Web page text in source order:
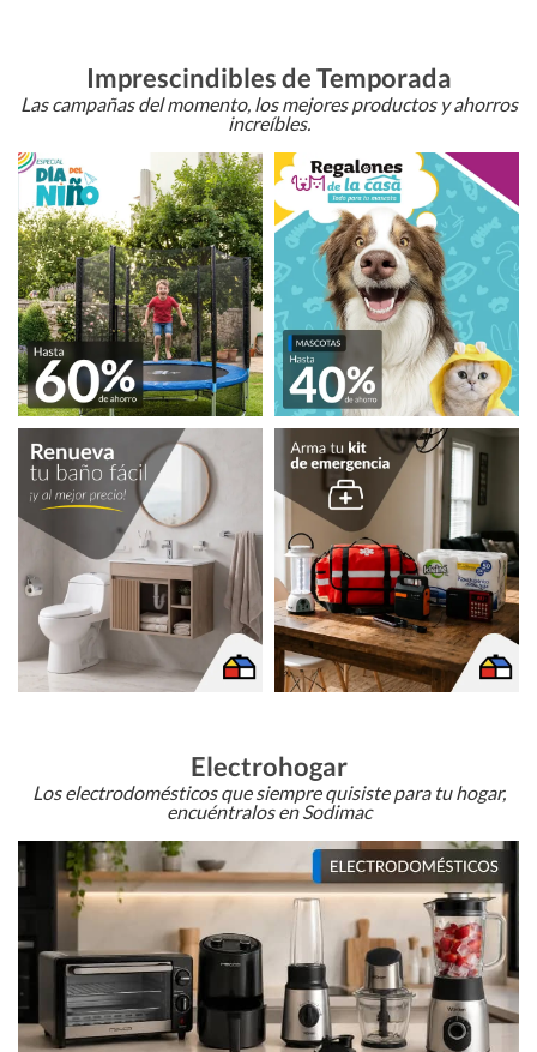
Imprescindibles de Temporada
Las campañas del momento, los mejores productos y ahorros
increíbles.
Electrohogar
Los electrodomésticos que siempre quisiste para tu hogar,
encuéntralos en Sodimac